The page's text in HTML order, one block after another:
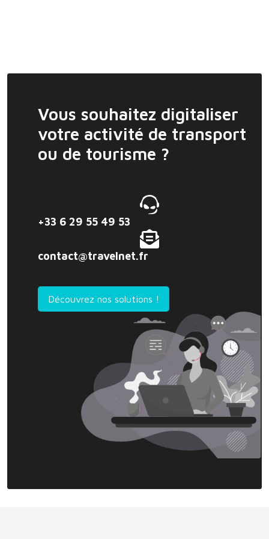
Vous souhaitez digitaliser
votre activité de transport
ou de tourisme ?
+33 6 29 55 49 53
contact@travelnet.fr
Découvrez nos solutions !